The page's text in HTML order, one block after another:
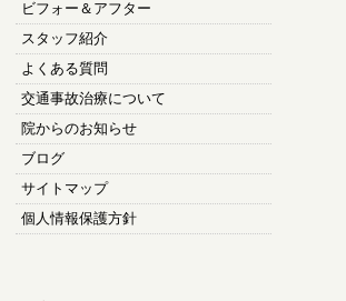
ビフォー＆アフター
スタッフ紹介
よくある質問
交通事故治療について
院からのお知らせ
ブログ
サイトマップ
個人情報保護方針